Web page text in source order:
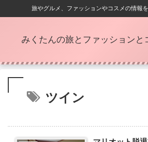
旅やグルメ、ファッションやコスメの情報
みくたんの旅とファッションと
ツイン